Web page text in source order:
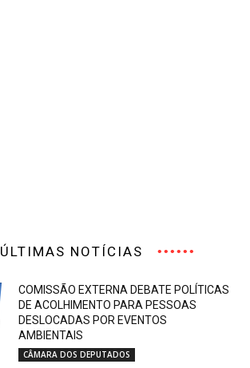
ÚLTIMAS NOTÍCIAS
COMISSÃO EXTERNA DEBATE POLÍTICAS
DE ACOLHIMENTO PARA PESSOAS
DESLOCADAS POR EVENTOS
AMBIENTAIS
CÂMARA DOS DEPUTADOS